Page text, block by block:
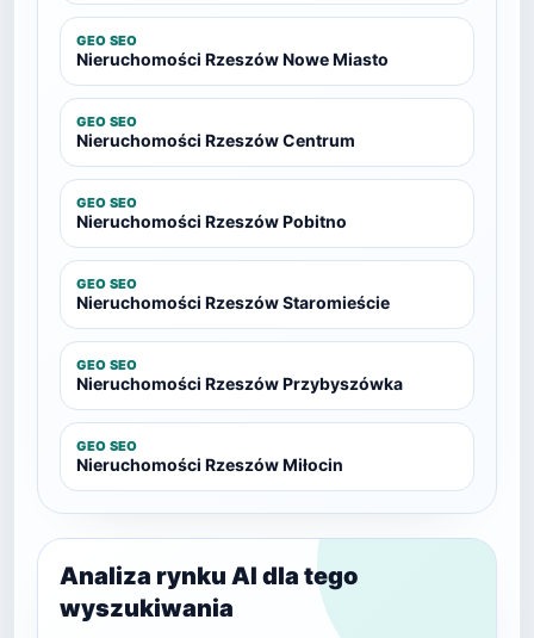
GEO SEO
Nieruchomości Rzeszów Nowe Miasto
GEO SEO
Nieruchomości Rzeszów Centrum
GEO SEO
Nieruchomości Rzeszów Pobitno
GEO SEO
Nieruchomości Rzeszów Staromieście
GEO SEO
Nieruchomości Rzeszów Przybyszówka
GEO SEO
Nieruchomości Rzeszów Miłocin
Analiza rynku AI dla tego
wyszukiwania